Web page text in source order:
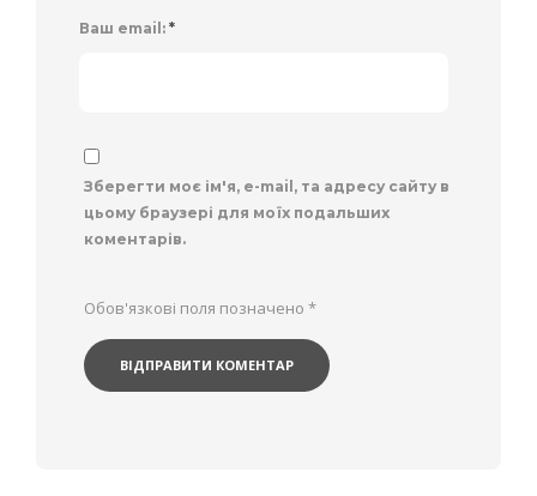
Ваш email: *
Зберегти моє ім'я, e-mail, та адресу сайту в
цьому браузері для моїх подальших
коментарів.
Обов'язкові поля позначено *